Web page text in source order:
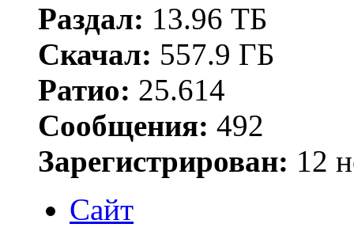
Раздал: 13.96 ТБ
Скачал: 557.9 ГБ
Ратио: 25.614
Сообщения: 492
Зарегистрирован: 12
Сайт